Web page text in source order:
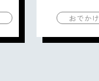
おでか